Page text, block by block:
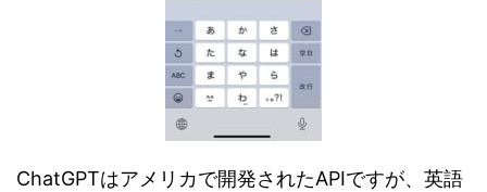
ChatGPTはアメリカで開発されたAPIですが、英語